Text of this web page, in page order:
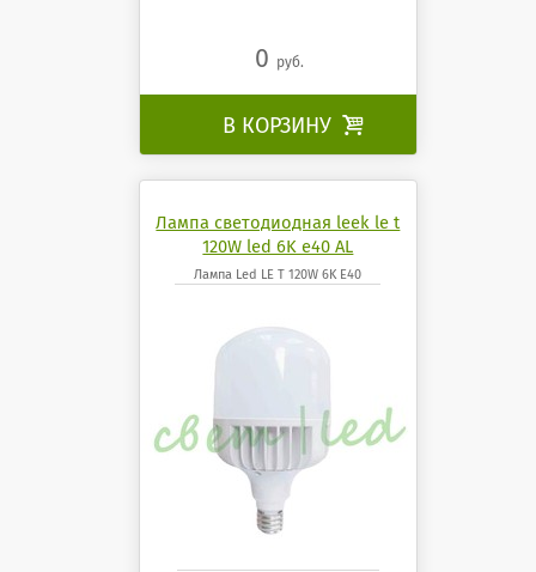
0 руб.
В КОРЗИНУ 
Лампа светодиодная leek le t
120W led 6K e40 AL
Лампа Led LE T 120W 6K E40